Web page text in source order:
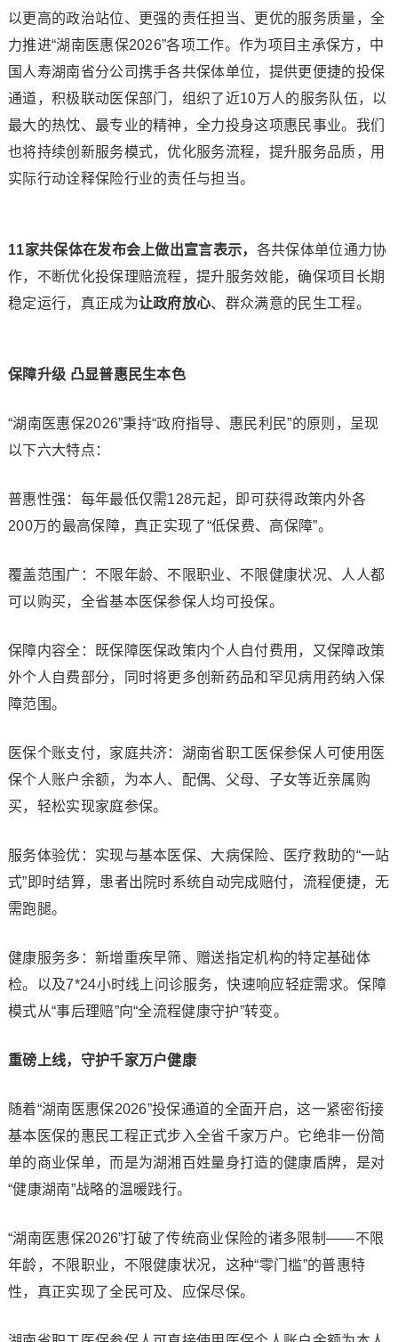
以更高的政治站位、更强的责任担当、更优的服务质量，全
力推进“湖南医惠保2026”各项工作。作为项目主承保方，中
国人寿湖南省分公司携手各共保体单位，提供更便捷的投保
通道，积极联动医保部门，组织了近10万人的服务队伍，以
最大的热忱、最专业的精神，全力投身这项惠民事业。我们
也将持续创新服务模式，优化服务流程，提升服务品质，用
实际行动诠释保险行业的责任与担当。
11家共保体在发布会上做出宣言表示， 各共保体单位通力协
作，不断优化投保理赔流程，提升服务效能，确保项目长期
稳定运行，真正成为让政府放心、群众满意的民生工程。
保障升级 凸显普惠民生本色
“湖南医惠保2026”秉持“政府指导、惠民利民”的原则，呈现
以下六大特点：
普惠性强：每年最低仅需128元起，即可获得政策内外各
200万的最高保障，真正实现了“低保费、高保障”。
覆盖范围广：不限年龄、不限职业、不限健康状况、人人都
可以购买，全省基本医保参保人均可投保。
保障内容全：既保障医保政策内个人自付费用，又保障政策
外个人自费部分，同时将更多创新药品和罕见病用药纳入保
障范围。
医保个账支付，家庭共济：湖南省职工医保参保人可使用医
保个人账户余额，为本人、配偶、父母、子女等近亲属购
买，轻松实现家庭参保。
服务体验优：实现与基本医保、大病保险、医疗救助的“一站
式”即时结算，患者出院时系统自动完成赔付，流程便捷，无
需跑腿。
健康服务多：新增重疾早筛、赠送指定机构的特定基础体
检。以及7*24小时线上问诊服务，快速响应轻症需求。保障
模式从“事后理赔”向“全流程健康守护”转变。
重磅上线，守护千家万户健康
随着“湖南医惠保2026”投保通道的全面开启，这一紧密衔接
基本医保的惠民工程正式步入全省千家万户。它绝非一份简
单的商业保单，而是为湖湘百姓量身打造的健康盾牌，是对
“健康湖南”战略的温暖践行。
“湖南医惠保2026”打破了传统商业保险的诸多限制——不限
年龄，不限职业，不限健康状况，这种“零门槛”的普惠特
性，真正实现了全民可及、应保尽保。